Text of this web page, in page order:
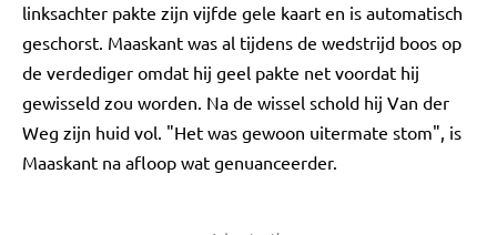
linksachter pakte zijn vijfde gele kaart en is automatisch
geschorst. Maaskant was al tijdens de wedstrijd boos op
de verdediger omdat hij geel pakte net voordat hij
gewisseld zou worden. Na de wissel schold hij Van der
Weg zijn huid vol. "Het was gewoon uitermate stom", is
Maaskant na afloop wat genuanceerder.